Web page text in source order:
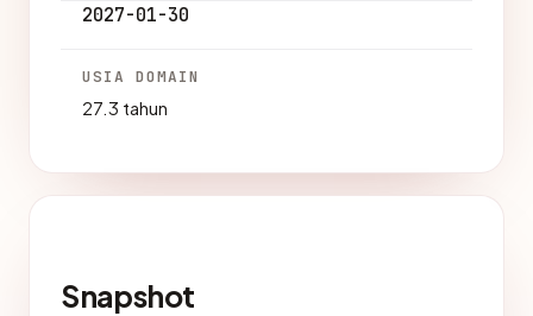
2027-01-30
USIA DOMAIN
27.3 tahun
Snapshot